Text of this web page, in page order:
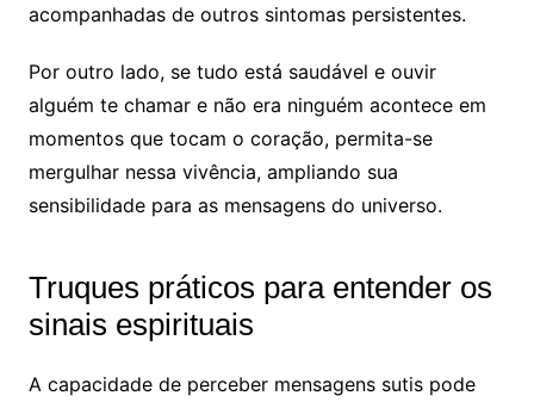
acompanhadas de outros sintomas persistentes.
Por outro lado, se tudo está saudável e ouvir
alguém te chamar e não era ninguém acontece em
momentos que tocam o coração, permita-se
mergulhar nessa vivência, ampliando sua
sensibilidade para as mensagens do universo.
Truques práticos para entender os
sinais espirituais
A capacidade de perceber mensagens sutis pode